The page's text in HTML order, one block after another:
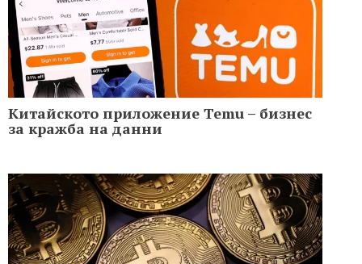
Китайското приложение Temu – бизнес
за кражба на данни